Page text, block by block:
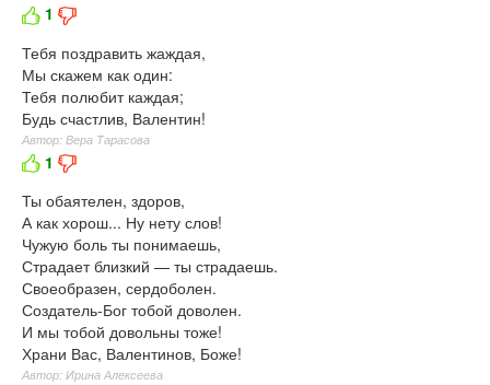
1
Тебя поздравить жаждая,
Мы скажем как один:
Тебя полюбит каждая;
Будь счастлив, Валентин!
Автор: Вера Тарасова
1
Ты обаятелен, здоров,
А как хорош... Ну нету слов!
Чужую боль ты понимаешь,
Страдает близкий — ты страдаешь.
Своеобразен, сердоболен.
Создатель-Бог тобой доволен.
И мы тобой довольны тоже!
Храни Вас, Валентинов, Боже!
Автор: Ирина Алексеева